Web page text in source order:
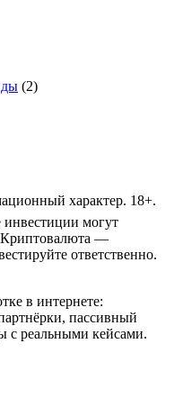
(2)
характер. 18+.
могут
Криптовалюта —
ответственно.
в интернете:
пассивный
с реальными кейсами.